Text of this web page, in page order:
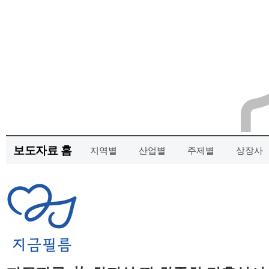
보도자료 홈 지역별 산업별 주제별 상장사